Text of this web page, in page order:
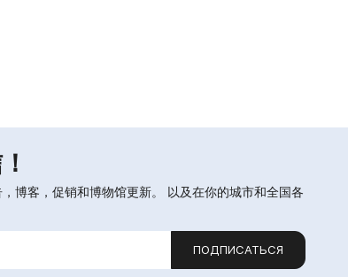
博客，促销和博物馆更新。 以及在你的城市和全国各
ПОДПИСАТЬСЯ